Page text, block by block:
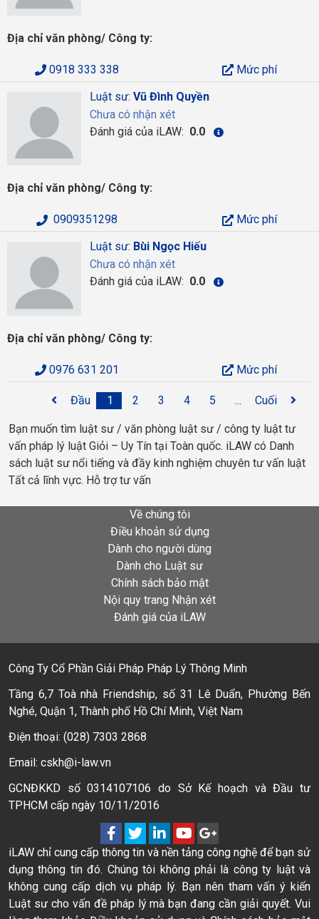
Địa chỉ văn phòng/ Công ty:
0918 333 338
Mức phí
Luật sư: Vũ Đình Quyền
Chưa có nhận xét
Đánh giá của iLAW: 0.0
Địa chỉ văn phòng/ Công ty:
0909351298
Mức phí
Luật sư: Bùi Ngọc Hiếu
Chưa có nhận xét
Đánh giá của iLAW: 0.0
Địa chỉ văn phòng/ Công ty:
0976 631 201 Mức phí
Đầu 1 2 3 4 5 ... Cuối
Bạn muốn tìm luật sư / văn phòng luật sư / công ty luật tư
vấn pháp lý luật Giỏi – Uy Tín tại Toàn quốc. iLAW có Danh
sách luật sư nổi tiếng và đầy kinh nghiệm chuyên tư vấn luật
Tất cả lĩnh vực. Hỗ trợ tư vấn
Về chúng tôi
Điều khoản sử dụng
Dành cho người dùng
Dành cho Luật sư
Chính sách bảo mật
Nội quy trang Nhận xét
Đánh giá của iLAW
Công Ty Cổ Phần Giải Pháp Pháp Lý Thông Minh
Tầng 6,7 Toà nhà Friendship, số 31 Lê Duẩn, Phường Bến
Nghé, Quận 1, Thành phố Hồ Chí Minh, Việt Nam
Điện thoại: (028) 7303 2868
Email: cskh@i-law.vn
GCNĐKKD số 0314107106 do Sở Kế hoạch và Đầu tư
TPHCM cấp ngày 10/11/2016
iLAW chỉ cung cấp thông tin và nền tảng công nghệ để bạn sử
dụng thông tin đó. Chúng tôi không phải là công ty luật và
không cung cấp dịch vụ pháp lý. Bạn nên tham vấn ý kiến
Luật sư cho vấn đề pháp lý mà bạn đang cần giải quyết. Vui